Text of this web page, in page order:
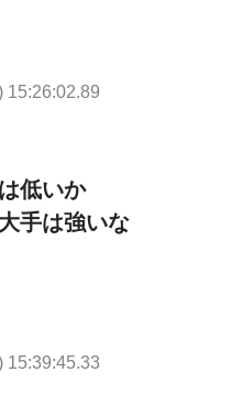
15:26:02.89
低いか
手は強いな
15:39:45.33